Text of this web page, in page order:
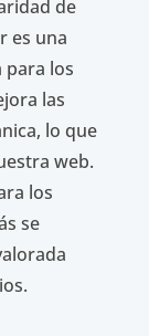
de
es una
para los
las
lo que
web.
los
se